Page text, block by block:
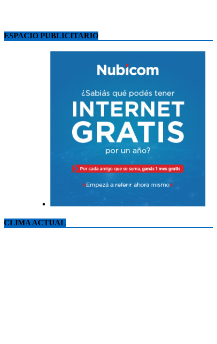
ESPACIO PUBLICITARIO
CLIMA ACTUAL